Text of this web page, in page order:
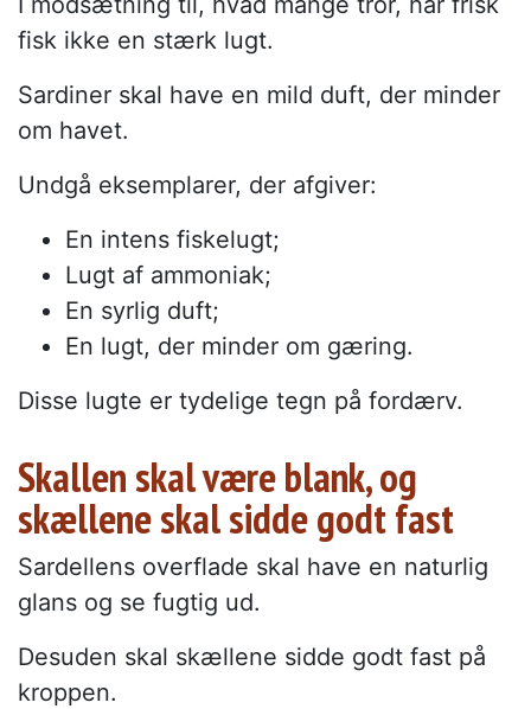
fisk ikke en stærk lugt.
Sardiner skal have en mild duft, der minder
om havet.
Undgå eksemplarer, der afgiver:
En intens fiskelugt;
Lugt af ammoniak;
En syrlig duft;
En lugt, der minder om gæring.
Disse lugte er tydelige tegn på fordærv.
Skallen skal være blank, og
skællene skal sidde godt fast
Sardellens overflade skal have en naturlig
glans og se fugtig ud.
Desuden skal skællene sidde godt fast på
kroppen.